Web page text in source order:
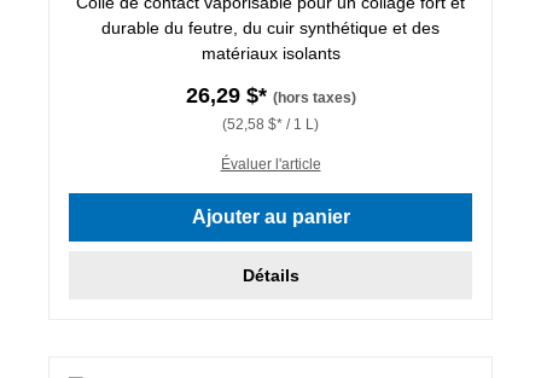
durable du feutre, du cuir synthétique et des
matériaux isolants
26,29 $* (hors taxes)
(52,58 $* / 1 L)
Évaluer l'article
Ajouter au panier
Détails